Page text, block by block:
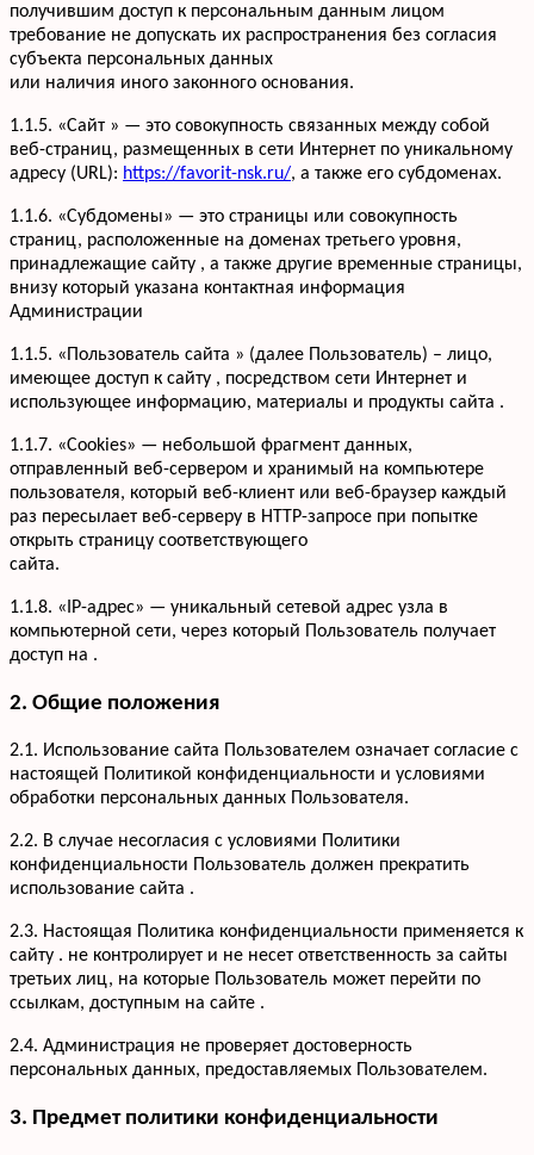
получившим доступ к персональным данным лицом
требование не допускать их распространения без согласия
субъекта персональных данных
или наличия иного законного основания.
1.1.5. «Сайт » — это совокупность связанных между собой
веб-страниц, размещенных в сети Интернет по уникальному
адресу (URL): https://favorit-nsk.ru/, а также его субдоменах.
1.1.6. «Субдомены» — это страницы или совокупность
страниц, расположенные на доменах третьего уровня,
принадлежащие сайту , а также другие временные страницы,
внизу который указана контактная информация
Администрации
1.1.5. «Пользователь сайта » (далее Пользователь) – лицо,
имеющее доступ к сайту , посредством сети Интернет и
использующее информацию, материалы и продукты сайта .
1.1.7. «Cookies» — небольшой фрагмент данных,
отправленный веб-сервером и хранимый на компьютере
пользователя, который веб-клиент или веб-браузер каждый
раз пересылает веб-серверу в HTTP-запросе при попытке
открыть страницу соответствующего
сайта.
1.1.8. «IP-адрес» — уникальный сетевой адрес узла в
компьютерной сети, через который Пользователь получает
доступ на .
2. Общие положения
2.1. Использование сайта Пользователем означает согласие с
настоящей Политикой конфиденциальности и условиями
обработки персональных данных Пользователя.
2.2. В случае несогласия с условиями Политики
конфиденциальности Пользователь должен прекратить
использование сайта .
2.3. Настоящая Политика конфиденциальности применяется к
сайту . не контролирует и не несет ответственность за сайты
третьих лиц, на которые Пользователь может перейти по
ссылкам, доступным на сайте .
2.4. Администрация не проверяет достоверность
персональных данных, предоставляемых Пользователем.
3. Предмет политики конфиденциальности